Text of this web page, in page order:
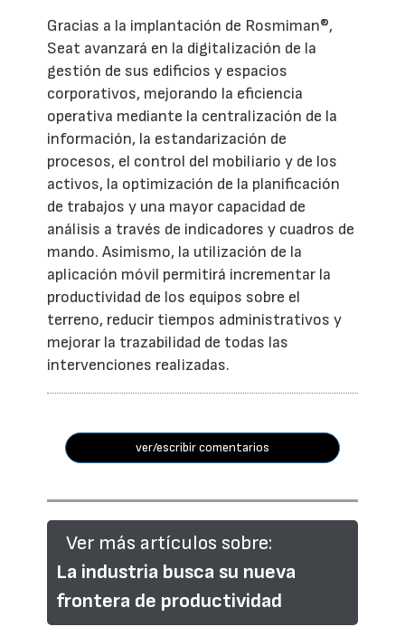
Gracias a la implantación de Rosmiman®,
Seat avanzará en la digitalización de la
gestión de sus edificios y espacios
corporativos, mejorando la eficiencia
operativa mediante la centralización de la
información, la estandarización de
procesos, el control del mobiliario y de los
activos, la optimización de la planificación
de trabajos y una mayor capacidad de
análisis a través de indicadores y cuadros de
mando. Asimismo, la utilización de la
aplicación móvil permitirá incrementar la
productividad de los equipos sobre el
terreno, reducir tiempos administrativos y
mejorar la trazabilidad de todas las
intervenciones realizadas.
ver/escribir comentarios
Ver más artículos sobre:
La industria busca su nueva
frontera de productividad